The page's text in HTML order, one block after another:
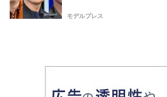
モデルプレス